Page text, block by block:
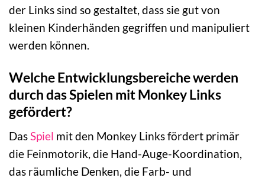
der Links sind so gestaltet, dass sie gut von
kleinen Kinderhänden gegriffen und manipuliert
werden können.
Welche Entwicklungsbereiche werden
durch das Spielen mit Monkey Links
gefördert?
Das Spiel mit den Monkey Links fördert primär
die Feinmotorik, die Hand-Auge-Koordination,
das räumliche Denken, die Farb- und